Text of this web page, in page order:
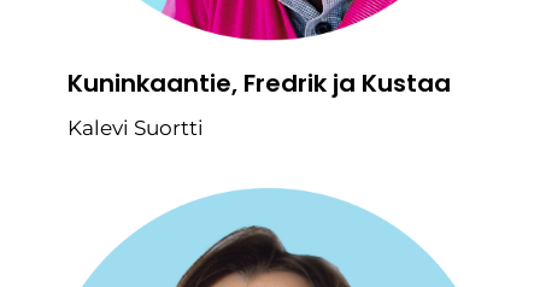
Kuninkaantie, Fredrik ja Kustaa
Kalevi Suortti